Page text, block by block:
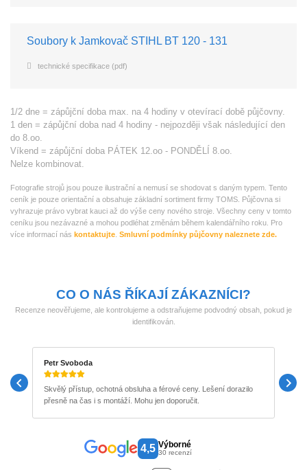
Soubory k Jamkovač STIHL BT 120 - 131
technické specifikace (pdf)
1/2 dne = zápůjční doba max. na 4 hodiny v otevírací době půjčovny.
1 den = zápůjční doba nad 4 hodiny - nejpozději však následující den
do 8.oo.
Víkend = zápůjční doba PÁTEK 12.oo - PONDĚLÍ 8.oo.
Nelze kombinovat.
Fotografie strojů jsou pouze ilustrační a nemusí se shodovat s daným typem. Tento
ceník je pouze orientační a obsahuje základní sortiment firmy TOMS. Půjčovna si
vyhrazuje právo vybrat kauci až do výše ceny nového stroje. Všechny ceny v tomto
ceníku jsou nezávazné a mohou podléhat změnám během kalendářního roku. Pro
více informací nás kontaktujte Smluvní podmínky půjčovny naleznete zde.
CO O NÁS ŘÍKAJÍ ZÁKAZNÍCI?
Recenze neověřujeme, ale kontrolujeme a odstraňujeme podvodný obsah, pokud je
identifikován.
Petr Svoboda
Skvělý přístup, ochotná obsluha a férové ceny. Lešení dorazilo
přesně na čas i s montáží. Mohu jen doporučit.
4,5 Výborné
30 recenzí